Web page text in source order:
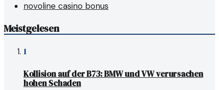
novoline casino bonus
Meistgelesen
1
Kollision auf der B73: BMW und VW verursachen
hohen Schaden